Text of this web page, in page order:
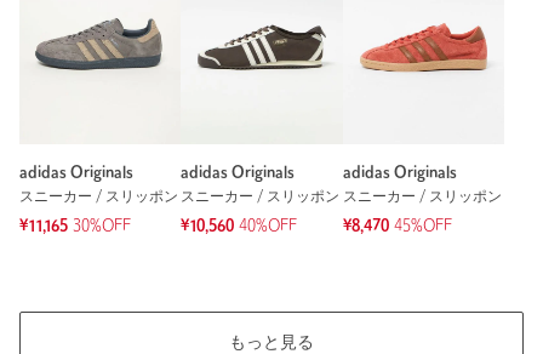
adidas Originals
スニーカー / スリッポン
¥11,165 30%OFF
adidas Originals
スニーカー / スリッポン
¥10,560 40%OFF
adidas Originals
スニーカー / スリッポン
¥8,470 45%OFF
もっと見る